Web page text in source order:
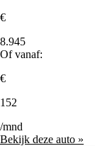
€
8.945
Of vanaf:
€
152
/mnd
Bekijk deze auto »